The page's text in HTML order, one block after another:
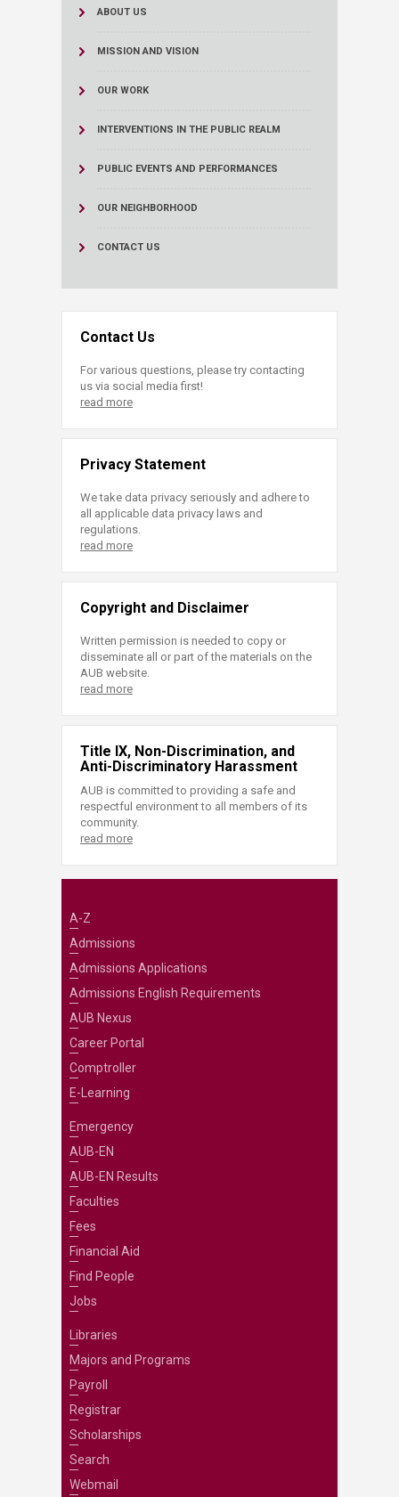
ABOUT US
MISSION AND VISION
OUR WORK
INTERVENTIONS IN THE PUBLIC REALM
PUBLIC EVENTS AND PERFORMANCES
OUR NEIGHBORHOOD
CONTACT US
Contact Us
For various questions, please try contacting
us via social media first!
read more
Privacy Statement
We take data privacy seriously and adhere to
all applicable data privacy laws and
regulations.
read more
Copyright and Disclaimer
Written permission is needed to copy or
disseminate all or part of the materials on the
AUB website.
read more
Title IX, Non-Discrimination, and
Anti-Discriminatory Harassment
AUB is committed to providing a safe and
respectful environment to all members of its
community.
read more
A-Z
Admissions
Admissions Applications
Admissions English Requirements
AUB Nexus
Career Portal
Comptroller
E-Learning
Emergency
AUB-EN
AUB-EN Results
Faculties
Fees
Financial Aid
Find People
Jobs
Libraries
Majors and Programs
Payroll
Registrar
Scholarships
Search
Webmail